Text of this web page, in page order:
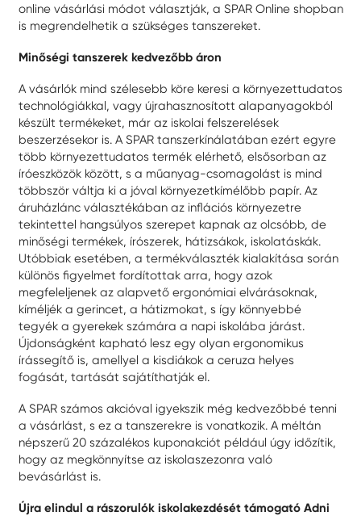
online vásárlási módot választják, a SPAR Online shopban
is megrendelhetik a szükséges tanszereket.
Minőségi tanszerek kedvezőbb áron
A vásárlók mind szélesebb köre keresi a környezettudatos
technológiákkal, vagy újrahasznosított alapanyagokból
készült termékeket, már az iskolai felszerelések
beszerzésekor is. A SPAR tanszerkínálatában ezért egyre
több környezettudatos termék elérhető, elsősorban az
íróeszközök között, s a műanyag-csomagolást is mind
többször váltja ki a jóval környezetkímélőbb papír. Az
áruházlánc választékában az inflációs környezetre
tekintettel hangsúlyos szerepet kapnak az olcsóbb, de
minőségi termékek, írószerek, hátizsákok, iskolatáskák.
Utóbbiak esetében, a termékválaszték kialakítása során
különös figyelmet fordítottak arra, hogy azok
megfeleljenek az alapvető ergonómiai elvárásoknak,
kíméljék a gerincet, a hátizmokat, s így könnyebbé
tegyék a gyerekek számára a napi iskolába járást.
Újdonságként kapható lesz egy olyan ergonomikus
írássegítő is, amellyel a kisdiákok a ceruza helyes
fogását, tartását sajátíthatják el.
A SPAR számos akcióval igyekszik még kedvezőbbé tenni
a vásárlást, s ez a tanszerekre is vonatkozik. A méltán
népszerű 20 százalékos kuponakciót például úgy időzítik,
hogy az megkönnyítse az iskolaszezonra való
bevásárlást is.
Újra elindul a rászorulók iskolakezdését támogató Adni